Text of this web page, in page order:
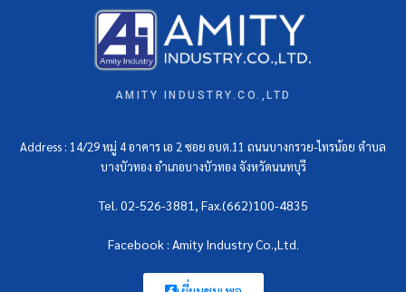
AMITY INDUSTRY.CO.,LTD
Address : 14/29 หมู่ 4 อาคาร เอ 2 ซอย อบต.11 ถนนบางกรวย-ไทรน้อย ตำบล
บางบัวทอง อำเภอบางบัวทอง จังหวัดนนทบุรี
Tel. 02-526-3881, Fax.(662)100-4835
Facebook : Amity Industry Co.,Ltd.